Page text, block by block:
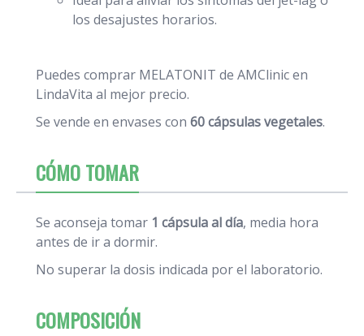
los desajustes horarios.
Puedes comprar MELATONIT de AMClinic en
LindaVita al mejor precio.
Se vende en envases con 60 cápsulas vegetales.
CÓMO TOMAR
Se aconseja tomar 1 cápsula al día, media hora
antes de ir a dormir.
No superar la dosis indicada por el laboratorio.
COMPOSICIÓN